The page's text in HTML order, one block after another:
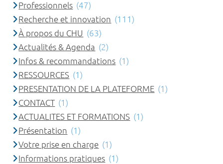
Professionnels (47)
Recherche et innovation (111)
À propos du CHU (63)
Actualités & Agenda (2)
Infos & recommandations (1)
RESSOURCES (1)
PRESENTATION DE LA PLATEFORME (1)
CONTACT (1)
ACTUALITES ET FORMATIONS (1)
Présentation (1)
Votre prise en charge (1)
Informations pratiques (1)